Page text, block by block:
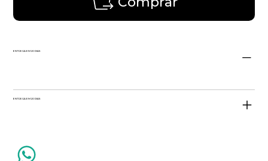
ENTREGA EM 20 DIAS
ENTREGA EM 20 DIAS